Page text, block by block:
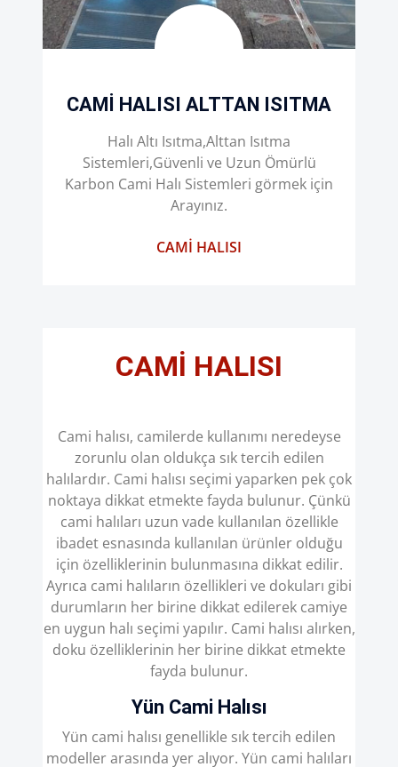
CAMI HALISI ALTTAN ISITMA
Halı Altı Isıtma,Alttan Isıtma
Sistemleri,Güvenli ve Uzun Ömürlü
Karbon Cami Halı Sistemleri görmek için
Arayınız.
CAMI HALISI
CAMI HALISI
Cami halısı, camilerde kullanımı neredeyse
zorunlu olan oldukça sık tercih edilen
halılardır. Cami halısı seçimi yaparken pek çok
noktaya dikkat etmekte fayda bulunur. Çünkü
cami halıları uzun vade kullanılan özellikle
ibadet esnasında kullanılan ürünler olduğu
için özelliklerinin bulunmasına dikkat edilir.
Ayrıca cami halıların özellikleri ve dokuları gibi
durumların her birine dikkat edilerek camiye
en uygun halı seçimi yapılır. Cami halısı alırken,
doku özelliklerinin her birine dikkat etmekte
fayda bulunur.
Yün Cami Halısı
Yün cami halısı genellikle sık tercih edilen
modeller arasında yer alıyor. Yün cami halıları